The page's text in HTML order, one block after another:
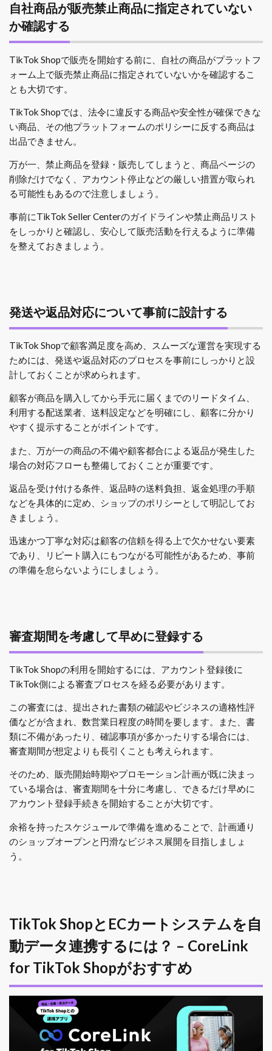
自社商品が販売禁止商品に指定されていない
か確認する
TikTok Shopで販売を開始する前に、自社の商品がプラットフ
ォーム上で販売禁止商品に指定されていないかを確認するこ
とも大切です。
TikTok Shopでは、法令に違反する商品や安全性が確保できな
い商品、その他プラットフォームのポリシーに反する商品は
出品できません。
万が一、禁止商品を登録・販売してしまうと、商品ページの
削除だけでなく、アカウント停止などの厳しい措置が取られ
る可能性もあるので注意しましょう。
事前にTikTok Seller Centerのガイドラインや禁止商品リスト
をしっかりと確認し、安心して販売活動を行えるように準備
を整えておきましょう。
発送や返品対応について事前に設計する
TikTok Shopで顧客満足度を高め、スムーズな運営を実現する
ためには、発送や返品対応のプロセスを事前にしっかりと設
計しておくことが求められます。
顧客が商品を購入してから手元に届くまでのリードタイム、
利用する配送業者、送料設定などを明確にし、顧客に分かり
やすく提示することがポイントです。
また、万が一の商品の不備や顧客都合による返品が発生した
場合の対応フローも整備しておくことが重要です。
返品を受け付ける条件、返品時の送料負担、返金処理の手順
などを具体的に定め、ショップのポリシーとして明記してお
きましょう。
迅速かつ丁寧な対応は顧客の信頼を得る上で欠かせない要素
であり、リピート購入にもつながる可能性があるため、事前
の準備を怠らないようにしましょう。
審査期間を考慮して早めに登録する
TikTok Shopの利用を開始するには、アカウント登録後に
TikTok側による審査プロセスを経る必要があります。
この審査には、提出された書類の確認やビジネスの適格性評
価などが含まれ、数営業日程度の時間を要します。また、書
類に不備があったり、確認事項が多かったりする場合には、
審査期間が想定よりも長引くことも考えられます。
そのため、販売開始時期やプロモーション計画が既に決まっ
ている場合は、審査期間を十分に考慮し、できるだけ早めに
アカウント登録手続きを開始することが大切です。
余裕を持ったスケジュールで準備を進めることで、計画通り
のショップオープンと円滑なビジネス展開を目指しましょ
う。
TikTok ShopとECカートシステムを自
動データ連携するには？ – CoreLink
for TikTok Shopがおすすめ